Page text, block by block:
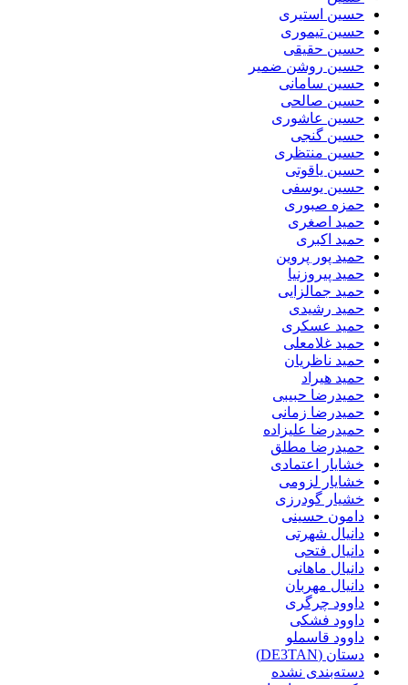
حسین استیری
حسین تیموری
حسین حقیقی
حسین روشن ضمیر
حسین سامانی
حسین صالحی
حسین عاشوری
حسین گنجی
حسین منتظری
حسین یاقوتی
حسین یوسفی
حمزه صبوری
حمید اصغری
حمید اکبری
حمید پور پروین
حمید پیروزنیا
حمید جمالزایی
حمید رشیدی
حمید عسکری
حمید غلامعلی
حمید ناظریان
حمید هیراد
حمیدرضا حبیبی
حمیدرضا زمانی
حمیدرضا علیزاده
حمیدرضا مطلق
خشایار اعتمادی
خشایار لزومی
خشیار گودرزی
دامون حسینی
دانیال شهرتی
دانیال فتحی
دانیال ماهانی
دانیال مهربان
داوود چرگری
داوود فشکی
داوود قاسملو
دستان (DE3TAN)
دسته‌بندی نشده